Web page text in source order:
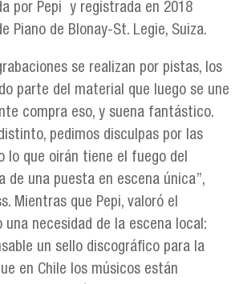
por Pepi y registrada en 2018
Piano de Blonay-St. Legie, Suiza.
se realizan por pistas, los
parte del material que luego se une
compra eso, y suena fantástico.
pedimos disculpas por las
lo que oirán tiene el fuego del
de una puesta en escena única”,
Mientras que Pepi, valoró el
necesidad de la escena local:
un sello discográfico para la
en Chile los músicos están